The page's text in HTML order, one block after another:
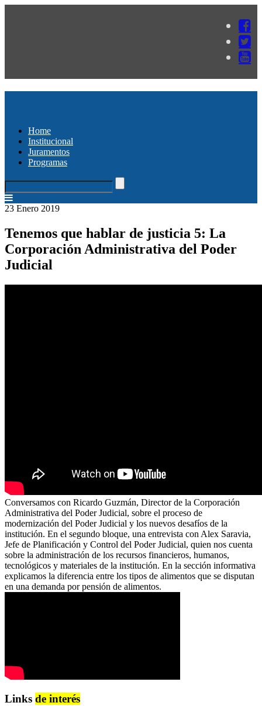
Home
Institucional
Juramentos
Programas
23 Enero 2019
Tenemos que hablar de justicia 5: La
Corporación Administrativa del Poder
Judicial
Conversamos con Ricardo Guzmán, Director de la Corporación
Administrativa del Poder Judicial, sobre el proceso de
modernización del Poder Judicial y los nuevos desafíos de la
institución. En el segundo bloque, una entrevista con Alex Saravia,
Jefe de Planificación y Control del Poder Judicial, quien nos cuenta
sobre la administración de los recursos financieros, humanos,
tecnológicos y materiales de la institución. En la sección informativa
explicamos la diferencia entre los tipos de alimentos que se disputan
en una demanda por pensión de alimentos.
Links de interés